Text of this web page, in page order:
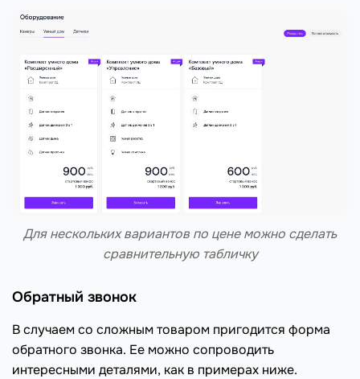
Для нескольких вариантов по цене можно сделать
сравнительную табличку
Обратный звонок
В случаем со сложным товаром пригодится форма
обратного звонка. Ее можно сопроводить
интересными деталями, как в примерах ниже.